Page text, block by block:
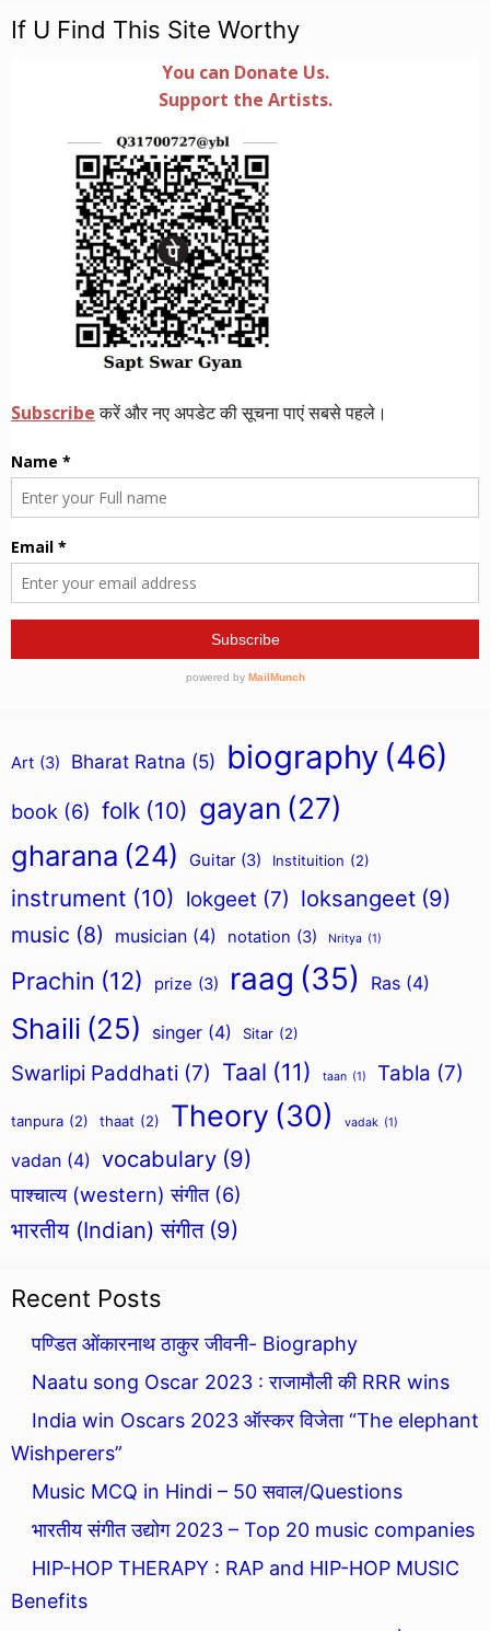
If U Find This Site Worthy
Art (3) Bharat Ratna (5) biography (46)
book (6) folk (10) gayan (27)
gharana (24) Guitar (3) Instituition (2)
instrument (10) lokgeet (7) loksangeet (9)
music (8) musician (4) notation (3) Nritya (1)
Prachin (12) prize (3) raag (35) Ras (4)
Shaili (25) singer (4) Sitar (2)
Swarlipi Paddhati (7) Taal (11) taan (1) Tabla (7)
tanpura (2) thaat (2) Theory (30) vadak (1)
vadan (4) vocabulary (9)
पाश्चात्य (western) संगीत (6)
भारतीय (Indian) संगीत (9)
Recent Posts
पण्डित ओंकारनाथ ठाकुर जीवनी- Biography
Naatu song Oscar 2023 : राजामौली की RRR wins
India win Oscars 2023 ऑस्कर विजेता “The elephant
Wishperers”
Music MCQ in Hindi – 50 सवाल/Questions
भारतीय संगीत उद्योग 2023 – Top 20 music companies
HIP-HOP THERAPY : RAP and HIP-HOP MUSIC
Benefits